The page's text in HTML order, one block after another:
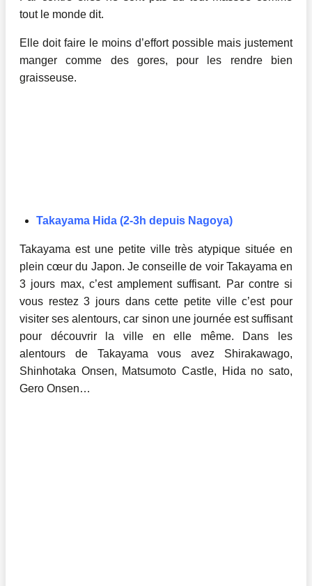
tout le monde dit.
Elle doit faire le moins d’effort possible mais justement
manger comme des gores, pour les rendre bien
graisseuse.
Takayama Hida (2-3h depuis Nagoya)
Takayama est une petite ville très atypique située en
plein cœur du Japon. Je conseille de voir Takayama en
3 jours max, c’est amplement suffisant. Par contre si
vous restez 3 jours dans cette petite ville c’est pour
visiter ses alentours, car sinon une journée est suffisant
pour découvrir la ville en elle même. Dans les
alentours de Takayama vous avez Shirakawago,
Shinhotaka Onsen, Matsumoto Castle, Hida no sato,
Gero Onsen…